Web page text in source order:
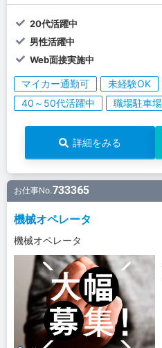
20代活躍中
男性活躍中
Web面接実施中
マイカー通勤可 未経験OK
40～50代活躍中
職場駐車
詳細をみる
お仕事No.733365
機械オペレータ
機械オペレータ